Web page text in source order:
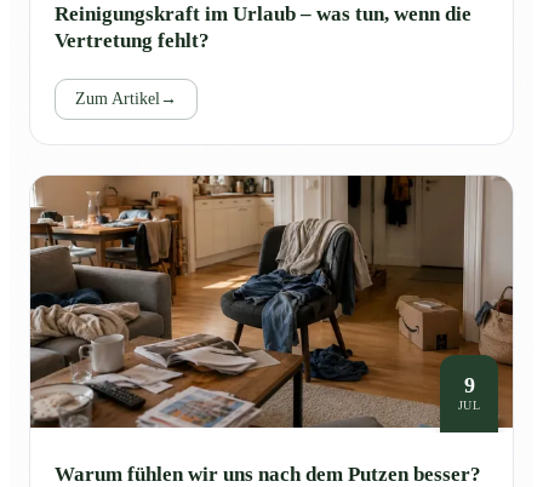
Reinigungskraft im Urlaub – was tun, wenn die
Vertretung fehlt?
Zum Artikel →
9
JUL
Warum fühlen wir uns nach dem Putzen besser?